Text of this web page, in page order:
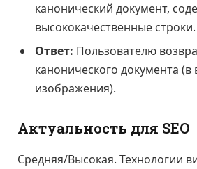
канонический документ,
высококачественные строки.
Ответ: Пользователю
канонического документа (в
изображения).
Актуальность для SEO
Средняя/Высокая. Технологии